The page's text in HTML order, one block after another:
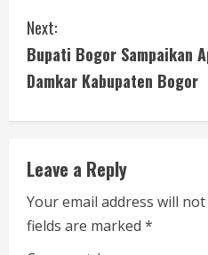
n
t
i
n
u
e
R
Next:
Bupati Bogor Sampaikan
Damkar Kabupaten Bogor
Leave a Reply
Your email address will
fields are marked *